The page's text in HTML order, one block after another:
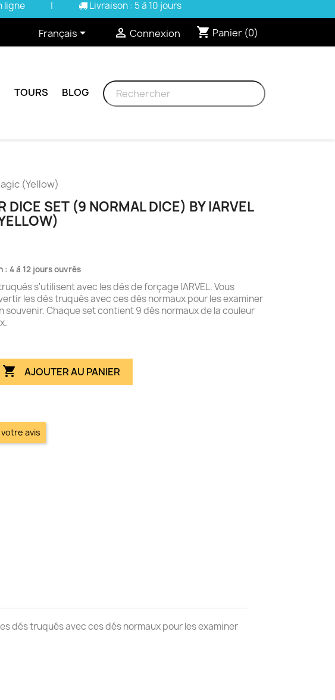
ligne | Livraison : 5 à 10 jours
Français  Connexion shopping_cart Panier (0)
TOURS BLOG
(Yellow)
DICE SET (9 NORMAL DICE) BY IARVEL
: 4 à 12 jours ouvrés
s'utilisent avec les dés de forçage IARVEL. Vous
les dés truqués avec ces dés normaux pour les examiner
souvenir. Chaque set contient 9 dés normaux de la couleur
 AJOUTER AU PANIER
avis
dés truqués avec ces dés normaux pour les examiner